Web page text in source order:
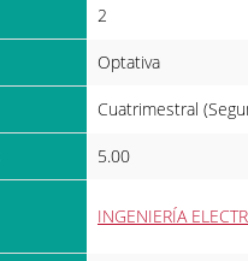
2
Optativa
Cuatrimestral
5.00
INGENIERÍA